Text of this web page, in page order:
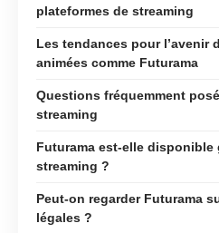
plateformes de streaming
Les tendances pour l’avenir
animées comme Futurama
Questions fréquemment
streaming
Futurama est-elle disponible
streaming ?
Peut-on regarder Futurama
légales ?